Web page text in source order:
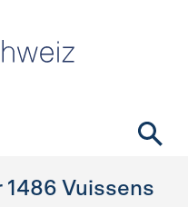
1486 Vuissens